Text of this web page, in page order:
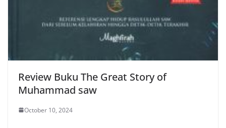
Review Buku The Great Story of
Muhammad saw
October 10, 2024